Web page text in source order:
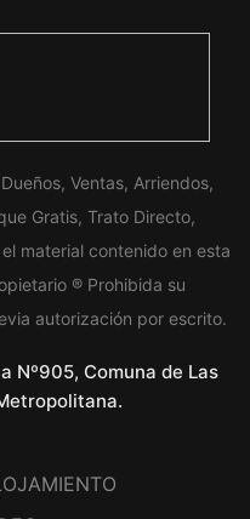
Ventas, Arriendos,
Gratis, Trato Directo,
material contenido en esta
® Prohibida su
autorización por escrito.
Nº905, Comuna de Las